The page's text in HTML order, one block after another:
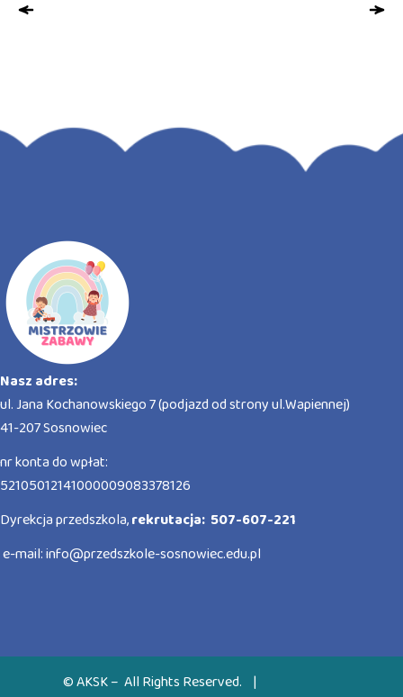
Nasz adres:
ul. Jana Kochanowskiego 7 (podjazd od strony ul.Wapiennej)
41-207 Sosnowiec
nr konta do wpłat:
52105012141000009083378126
Dyrekcja przedszkola,rekrutacja: 507-607-221
e-mail:info@przedszkole-sosnowiec.edu.pl
© AKSK – All Rights Reserved. |